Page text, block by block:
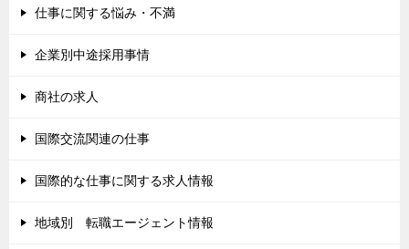
仕事に関する悩み・不満
企業別中途採用事情
商社の求人
国際交流関連の仕事
国際的な仕事に関する求人情報
地域別 転職エージェント情報